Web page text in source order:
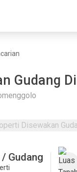
Gudang
Gudang